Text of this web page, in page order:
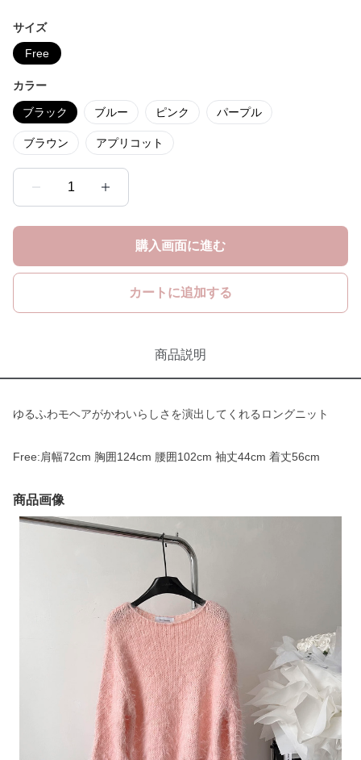
サイズ
Free
カラー
ブラック ブルー ピンク パープル
ブラウン アプリコット
1
購入画面に進む
カートに追加する
商品説明
ゆるふわモヘアがかわいらしさを演出してくれるロングニット
Free:肩幅72cm 胸囲124cm 腰囲102cm 袖丈44cm 着丈56cm
商品画像